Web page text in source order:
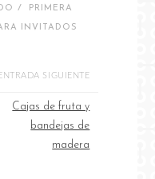
/ PRIMERA
INVITADOS
ENTRADA SIGUIENTE
Cajas de fruta y
bandejas de
madera